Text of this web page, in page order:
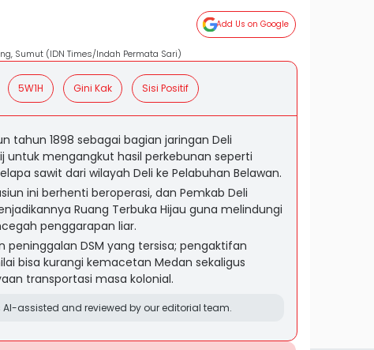
Add Us on Google
Sumut (IDN Times/Indah Permata Sari)
5W1H Gini Kak Sisi Positif
tahun 1898 sebagai bagian jaringan Deli
untuk mengangkut hasil perkebunan seperti
sawit dari wilayah Deli ke Pelabuhan Belawan.
ini berhenti beroperasi, dan Pemkab Deli
Ruang Terbuka Hijau guna melindungi
penggarapan liar.
peninggalan DSM yang tersisa; pengaktifan
bisa kurangi kemacetan Medan sekaligus
transportasi masa kolonial.
assisted and reviewed by our editorial team.